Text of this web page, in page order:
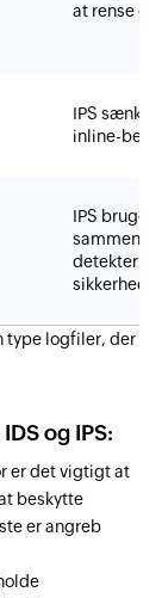
at rense og
IPS sænker
inline-
IPS bruger
sammen
type logfiler, der
og IPS:
er det vigtigt at
beskytte
er angreb